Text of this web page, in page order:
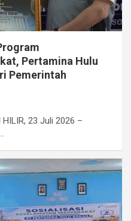
Pertamina Hulu
Pemerintah
23 Juli 2026 –